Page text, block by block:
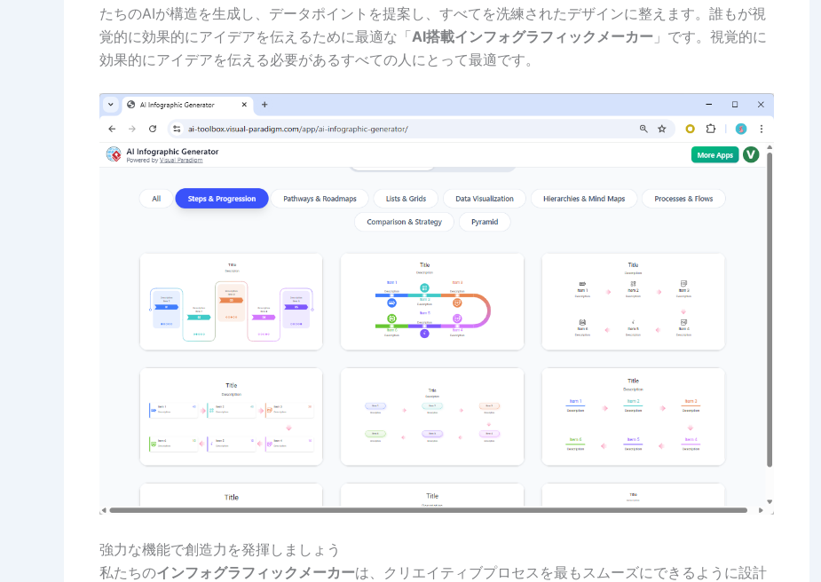
たちのAIが構造を生成し、データポイントを提案し、すべてを洗練されたデザインに整えます。誰もが視
覚的に効果的にアイデアを伝えるために最適な「AI搭載インフォグラフィックメーカー 」です。視覚的に
効果的にアイデアを伝える必要があるすべての人にとって最適です。
強力な機能で創造力を発揮しましょう
私たちのインフォグラフィックメーカーは、クリエイティブプロセスを最もスムーズにできるように設計